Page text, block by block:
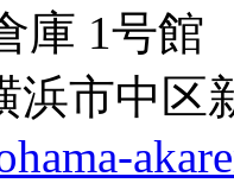
庫 1号
市中区